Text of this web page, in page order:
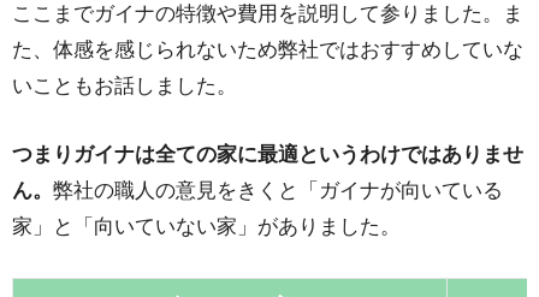
ここまでガイナの特徴や費用を説明して参りました。ま
た、体感を感じられないため弊社ではおすすめしていな
いこともお話しました。
つまりガイナは全ての家に最適というわけではありませ
ん。 弊社の職人の意見をきくと「ガイナが向いている
家」と「向いていない家」がありました。